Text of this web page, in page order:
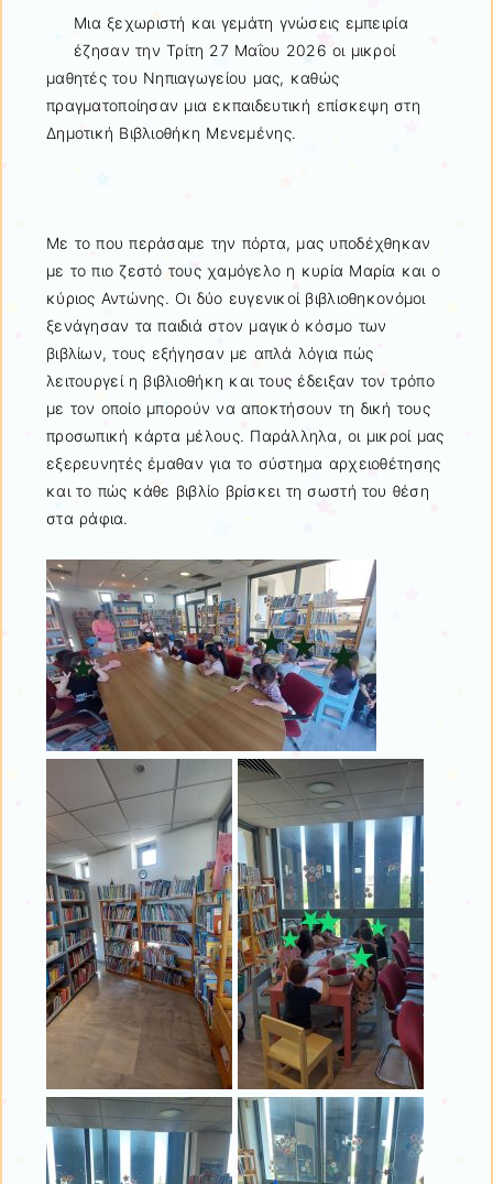
Μια ξεχωριστή και γεμάτη γνώσεις εμπειρία
έζησαν την Τρίτη 27 Μαΐου 2026 οι μικροί
μαθητές του Νηπιαγωγείου μας, καθώς
πραγματοποίησαν μια εκπαιδευτική επίσκεψη στη
Δημοτική Βιβλιοθήκη Μενεμένης.
Με το που περάσαμε την πόρτα, μας υποδέχθηκαν
με το πιο ζεστό τους χαμόγελο η κυρία Μαρία και ο
κύριος Αντώνης. Οι δύο ευγενικοί βιβλιοθηκονόμοι
ξενάγησαν τα παιδιά στον μαγικό κόσμο των
βιβλίων, τους εξήγησαν με απλά λόγια πώς
λειτουργεί η βιβλιοθήκη και τους έδειξαν τον τρόπο
με τον οποίο μπορούν να αποκτήσουν τη δική τους
προσωπική κάρτα μέλους. Παράλληλα, οι μικροί μας
εξερευνητές έμαθαν για το σύστημα αρχειοθέτησης
και το πώς κάθε βιβλίο βρίσκει τη σωστή του θέση
στα ράφια.